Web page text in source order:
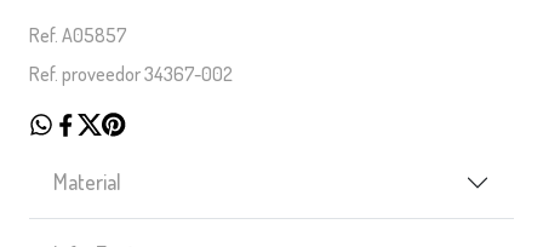
Ref. A05857
Ref. proveedor 34367-002
Material